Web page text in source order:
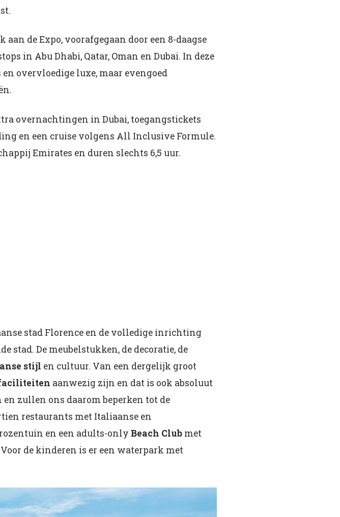
aan de Expo, voorafgegaan door een 8-daagse
in Abu Dhabi, Qatar, Oman en Dubai. In deze
overvloedige luxe, maar evengoed
overnachtingen in Dubai, toegangstickets
en een cruise volgens All Inclusive Formule.
Emirates en duren slechts 6,5 uur.
stad Florence en de volledige inrichting
stad. De meubelstukken, de decoratie, de
stijl en cultuur. Van een dergelijk groot
aanwezig zijn en dat is ook absoluut
zullen ons daarom beperken tot de
restaurants met Italiaanse en
en een adults-only Beach Club met
de kinderen is er een waterpark met